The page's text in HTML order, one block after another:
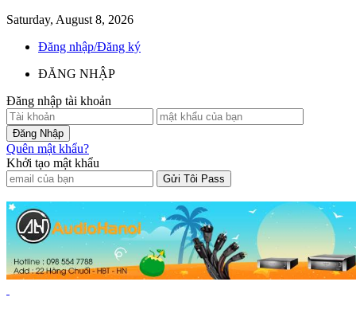
Saturday, August 8, 2026
Đăng nhập/Đăng ký
ĐĂNG NHẬP
Đăng nhập tài khoản
Quên mật khẩu?
Khởi tạo mật khẩu